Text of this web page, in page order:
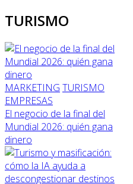
TURISMO
MARKETING TURISMO
EMPRESAS
El negocio de la final del
Mundial 2026: quién gana
dinero